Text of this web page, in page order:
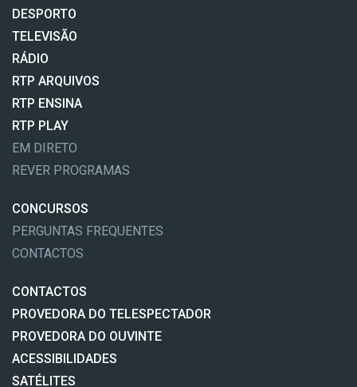
DESPORTO
TELEVISÃO
RÁDIO
RTP ARQUIVOS
RTP ENSINA
RTP PLAY
EM DIRETO
REVER PROGRAMAS
CONCURSOS
PERGUNTAS FREQUENTES
CONTACTOS
CONTACTOS
PROVEDORA DO TELESPECTADOR
PROVEDORA DO OUVINTE
ACESSIBILIDADES
SATÉLITES